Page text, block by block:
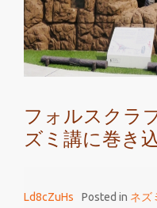
フォルスクラ
ズミ講に巻き
Ld8cZuHs Posted in ネズ